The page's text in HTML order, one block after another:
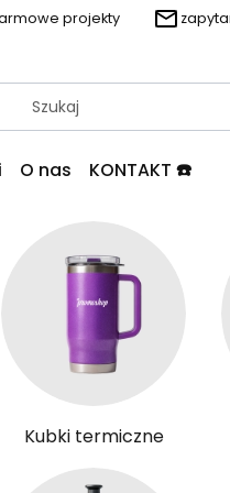
projekty
O nas KONTAKT ☎️
Kubki termiczne